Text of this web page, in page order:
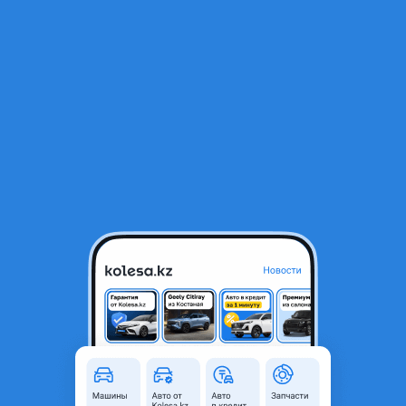
Поршни на двигатель
Уральск, Западно-